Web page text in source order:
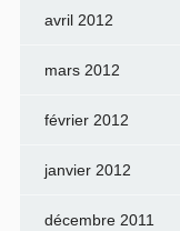
avril 2012
mars 2012
février 2012
janvier 2012
décembre 2011